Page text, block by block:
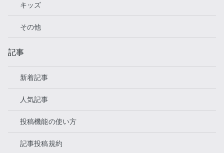
キッズ
その他
記事
新着記事
人気記事
投稿機能の使い方
記事投稿規約